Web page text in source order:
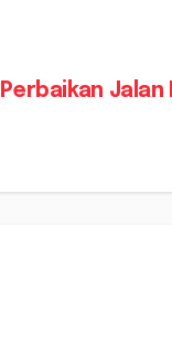
Perbaikan Jalan